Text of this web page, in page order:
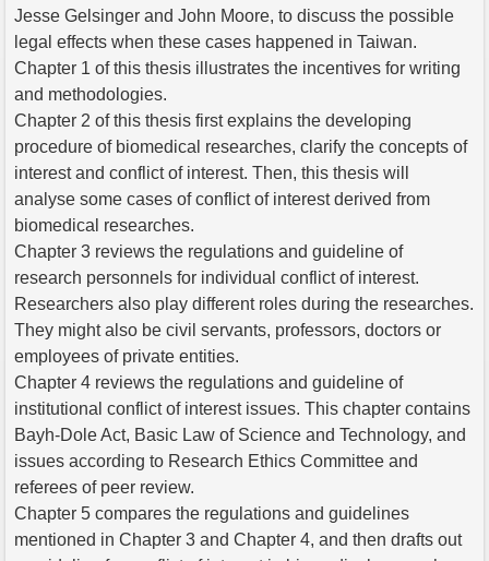
Jesse Gelsinger and John Moore, to discuss the possible
legal effects when these cases happened in Taiwan.
Chapter 1 of this thesis illustrates the incentives for writing
and methodologies.
Chapter 2 of this thesis first explains the developing
procedure of biomedical researches, clarify the concepts of
interest and conflict of interest. Then, this thesis will
analyse some cases of conflict of interest derived from
biomedical researches.
Chapter 3 reviews the regulations and guideline of
research personnels for individual conflict of interest.
Researchers also play different roles during the researches.
They might also be civil servants, professors, doctors or
employees of private entities.
Chapter 4 reviews the regulations and guideline of
institutional conflict of interest issues. This chapter contains
Bayh-Dole Act, Basic Law of Science and Technology, and
issues according to Research Ethics Committee and
referees of peer review.
Chapter 5 compares the regulations and guidelines
mentioned in Chapter 3 and Chapter 4, and then drafts out